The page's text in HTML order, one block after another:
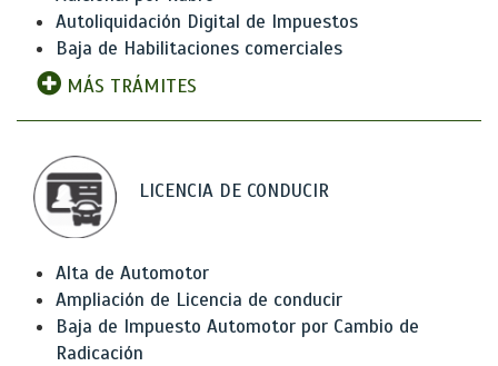
Autoliquidación Digital de Impuestos
Baja de Habilitaciones comerciales
MÁS TRÁMITES
LICENCIA DE CONDUCIR
Alta de Automotor
Ampliación de Licencia de conducir
Baja de Impuesto Automotor por Cambio de
Radicación